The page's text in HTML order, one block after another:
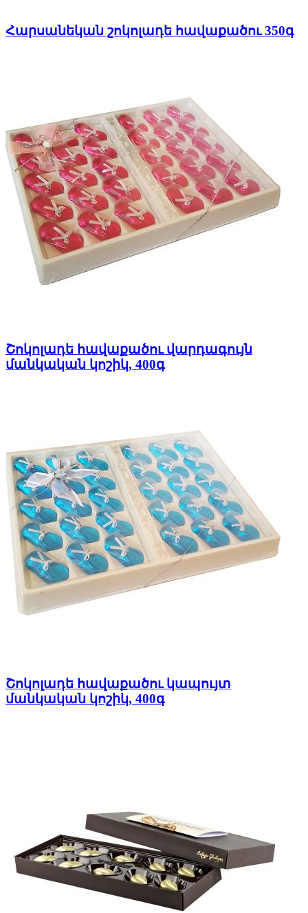
Հարսանեկան շոկոլադե հավաքածու 350գ
Շոկոլադե հավաքածու վարդագույն
մանկական կոշիկ, 400գ
Շոկոլադե հավաքածու կապույտ
մանկական կոշիկ, 400գ